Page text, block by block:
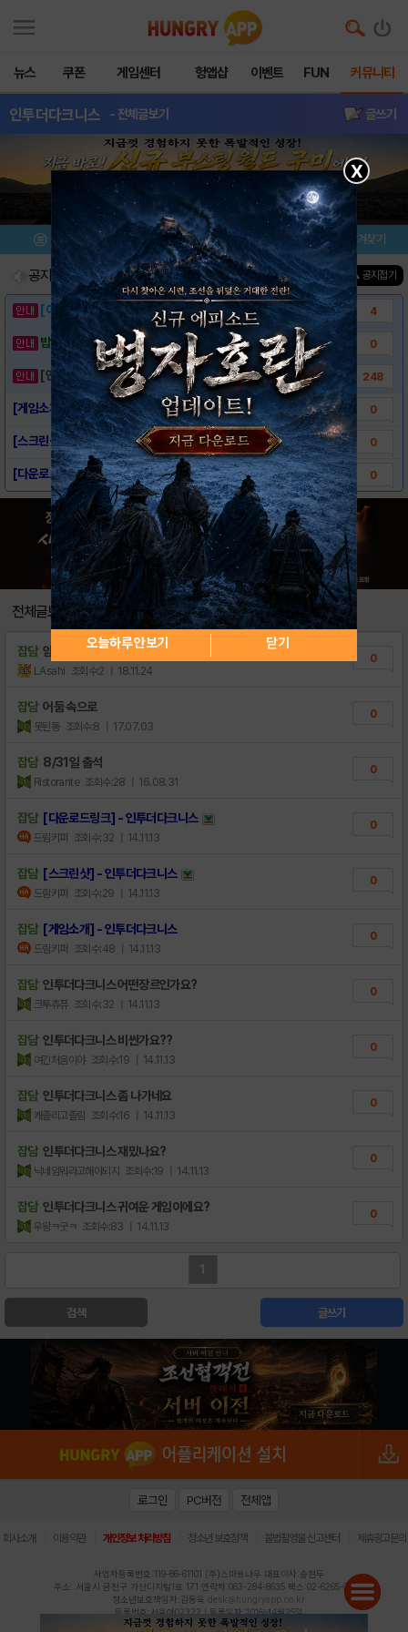
뉴스 쿠폰 게임센터 헝앱샵 이벤트 FUN 커뮤니티
인투더다크니스 - 전체글보기 글쓰기
메뉴 이벤트/미션 설치/평가 즐겨찾기
공지사항 진행중인 이벤트0 ▲ 공지접기
[이벤트] 웃음으로 매일매일 해피! 유머 게시.. 4
밥알이의 헝앱통신 ⑲ “밥알이, 드디어 멀티를.. 0
[안내] 헝그리앱 필수 상식! 밥알 획득 안내.. 248
[게임소개] - 인투더다크니스 0
[스크린샷] - 인투더다크니스 0
[다운로드링크] - 인투더다크니스 0
전체글보기
잡담 암흑...
LAsahi 조회수:2 | 18.11.24
0
잡담 어둠 속으로
못된동 조회수:8 | 17.07.03
0
잡담 8/31일 출석
Ristorante 조회수:28 | 16.08.31
0
잡담 [다운로드링크] - 인투더다크니스
드림키퍼 조회수:32 | 14.11.13
0
잡담 [스크린샷] - 인투더다크니스
드림키퍼 조회수:29 | 14.11.13
0
잡담 [게임소개] - 인투더다크니스
드림키퍼 조회수:48 | 14.11.13
0
잡담 인투더다크니스 어떤장르인가요?
크투츄퓨 조회수:32 | 14.11.13
0
잡담 인투더다크니스 비싼가요??
여긴처음이야 조회수:19 | 14.11.13
0
잡담 인투더다크니스 좀 나가네요
캐졸리고졸림 조회수:16 | 14.11.13
0
잡담 인투더다크니스 재밌나요?
닉네임뭐라고해야되지 조회수:19 | 14.11.13
0
잡담 인투더다크니스 귀여운 게임이에요?
우왕ㅋ굿ㅋ 조회수:83 | 14.11.13
0
1
검색 글쓰기
X
오늘하루 안보기 닫기
로그인 PC버전 전체앱
회사소개 이용약관 개인정보 처리방침 청소년 보호정책 불법촬영물 신고센터 제휴광고문의
사업자등록번호:119-86-61101 (주)스마트나우 대표이사:송현두
주소: 서울시 금천구 가산디지털1로 171 연락처:063-284-8635 팩스:02-6265-0377
청소년보호책임자:김동욱 desk@hungryapp.co.kr
등록번호:서울아02322 | 등록일자:2016년4월25일
발행인:(주)스마트나우 송현두 | 편집인:김동욱